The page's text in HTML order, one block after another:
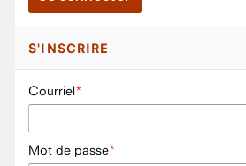
S'INSCRIRE
Courriel
Mot de passe